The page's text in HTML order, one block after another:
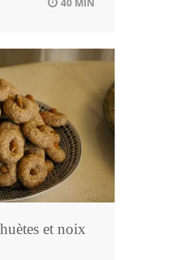
40 MIN
et noix